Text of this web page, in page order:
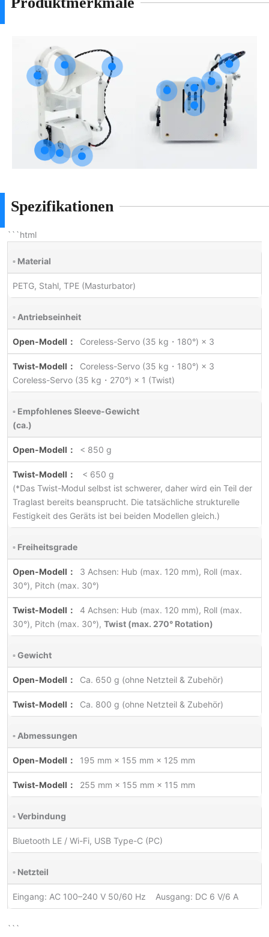
Spezifikationen
```html
▫ Material
PETG, Stahl, TPE (Masturbator)
▫ Antriebseinheit
Coreless-Servo (35 kg・180°) × 3
Coreless-Servo (35 kg・180°) × 3
Coreless-Servo (35 kg・270°) × 1 (Twist)
▫ Empfohlenes Sleeve-Gewicht
(ca.)
< 850 g
< 650 g
(*Das Twist-Modul selbst ist schwerer, daher wird ein Teil der
Traglast bereits beansprucht. Die tatsächliche strukturelle
Festigkeit des Geräts ist bei beiden Modellen gleich.)
▫ Freiheitsgrade
3 Achsen: Hub (max. 120 mm), Roll (max.
30°), Pitch (max. 30°)
4 Achsen: Hub (max. 120 mm), Roll (max.
30°), Pitch (max. 30°), Twist (max. 270° Rotation)
▫ Gewicht
Ca. 650 g (ohne Netzteil & Zubehör)
Ca. 800 g (ohne Netzteil & Zubehör)
▫ Abmessungen
195 mm × 155 mm × 125 mm
255 mm × 155 mm × 115 mm
▫ Verbindung
Bluetooth LE / Wi-Fi, USB Type-C (PC)
▫ Netzteil
Eingang: AC 100–240 V 50/60 Hz Ausgang: DC 6 V/6 A
```